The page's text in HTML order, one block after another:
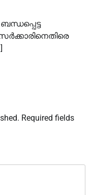
Required fields